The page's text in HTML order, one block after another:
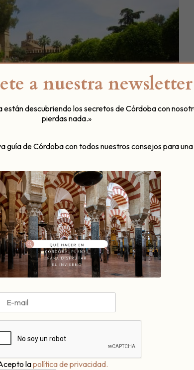
. Este marco mágico de la ciudad de las tres
Patio de los Naranjos
a nuestra newsletter
están descubriendo los secretos de Córdoba con
pierdas nada.»
guía de Córdoba con todos nuestros consejos para
lapolítica de privacidad.